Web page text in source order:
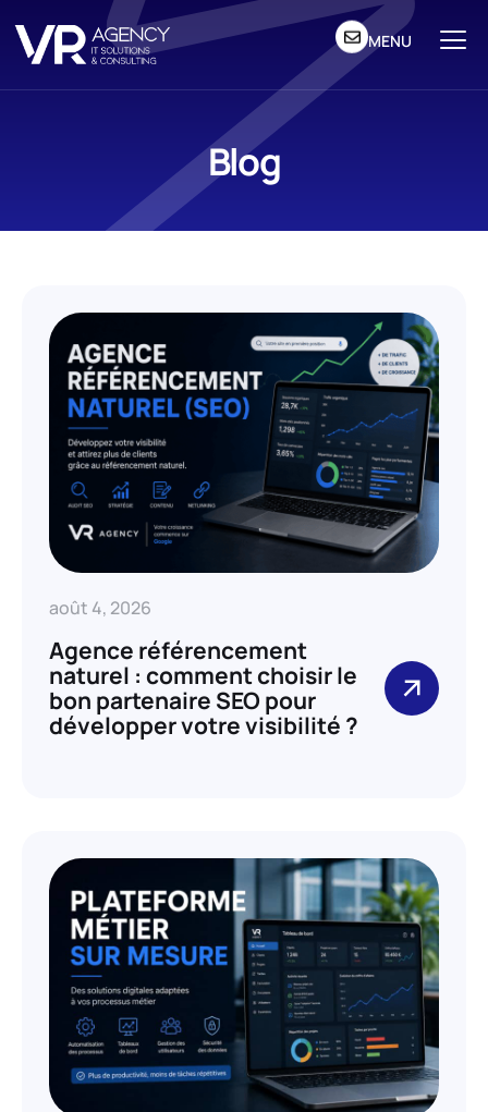
MENU
Blog
août 4, 2026
Agence référencement
naturel : comment choisir le
bon partenaire SEO pour
développer votre visibilité ?